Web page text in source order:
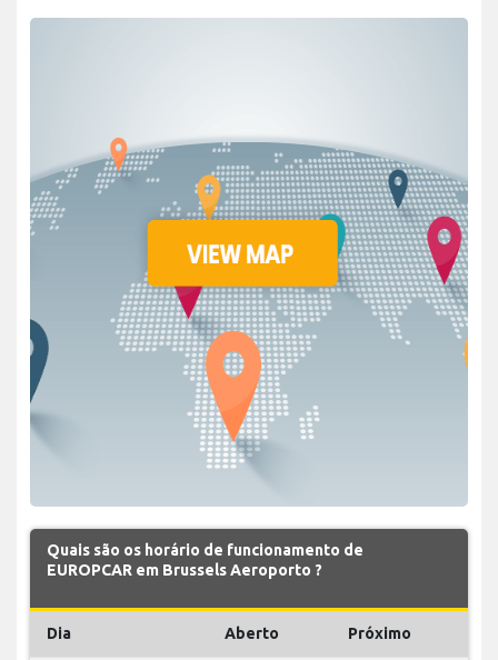
Quais são os horário de funcionamento de
EUROPCAR em Brussels Aeroporto ?
Dia Aberto Próximo